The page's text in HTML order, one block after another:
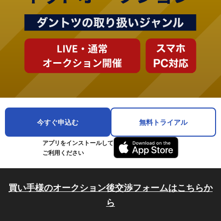
今すぐ申込む 無料トライアル
アプリをインストールして
ご利用ください
買い手様のオークション後交渉フォームはこちらか
ら